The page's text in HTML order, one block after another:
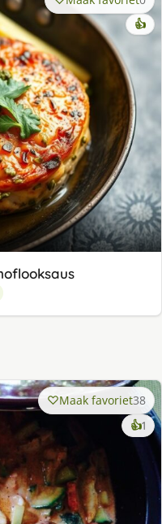
👍
Maak favoriet38
👍1